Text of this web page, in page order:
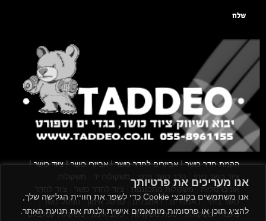
אנו מעריכים את פרטיותך
אנו משתמשים בקובצי Cookie כדי לשפר את חוויית הגלישה שלך,
להציג תוכן או פרסומות מותאמים אישית ולנתח את תנועת האתר.
שלח
הקמת חדר כושר|אביזרים לחדר כושר|אביזרי כושר|ציוד כושר|
ציוד כושר ביתי חדר כושר פרטי משקולות יד
משקולות
אוניברסליות |משקולות מתכווננות ציוד לחדר כושר
ציוד לחדר
כושר ביתי|באמפרים |דאמבלים |ספסל אימון | ספסל כושר|
מעמד למשקולות|ספת משקולות |כלוב אימון|משקולת קטלבלס